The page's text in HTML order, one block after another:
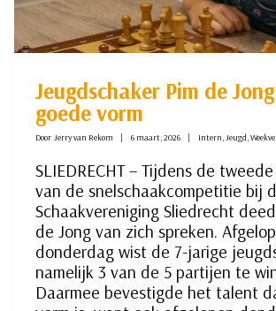
Jeugdschaker Pim de
goede vorm
Door Jerry van Rekom 6 maart, 2026 Intern,Jeugd,
SLIEDRECHT – Tijdens de
van de snelschaakcompetitie bij
Schaakvereniging Sliedrecht
de Jong van zich spreken.
donderdag wist de 7-jarige
namelijk 3 van de 5 partijen te
Daarmee bevestigde het talent